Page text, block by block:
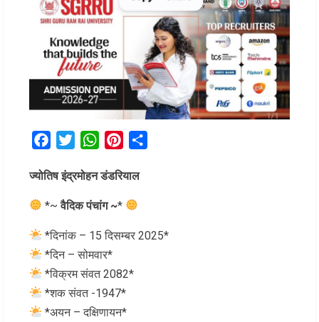
FacebookTwitterWhatsAppPinterest
ज्योतिष इंद्रमोहन डंडरियाल
*~वैदिक पंचांग ~*
*दिनांक – 15 दिसम्बर 2025*
*दिन – सोमवार*
*विक्रम संवत 2082*
*शक संवत -1947*
*अयन – दक्षिणायन*